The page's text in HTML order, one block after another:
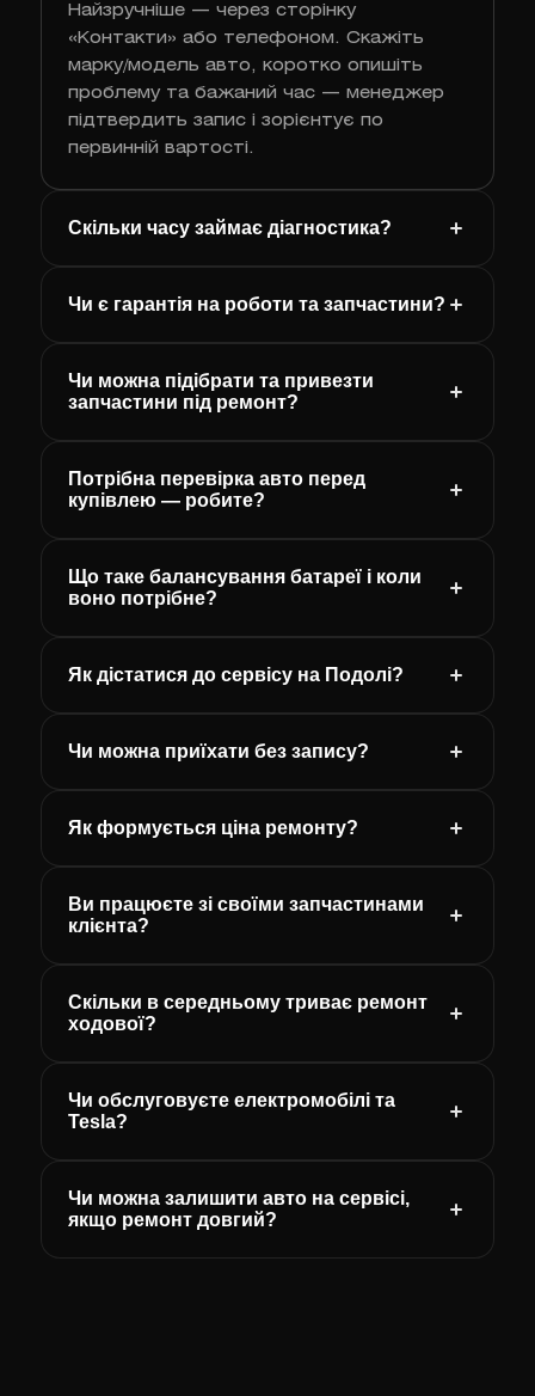
Найзручніше — через сторінку
«Контакти» або телефоном. Скажіть
марку/модель авто, коротко опишіть
проблему та бажаний час — менеджер
підтвердить запис і зорієнтує по
первинній вартості.
Скільки часу займає діагностика?
Чи є гарантія на роботи та запчастини?
Чи можна підібрати та привезти
запчастини під ремонт?
Потрібна перевірка авто перед
купівлею — робите?
Що таке балансування батареї і коли
воно потрібне?
Як дістатися до сервісу на Подолі?
Чи можна приїхати без запису?
Як формується ціна ремонту?
Ви працюєте зі своїми запчастинами
клієнта?
Скільки в середньому триває ремонт
ходової?
Чи обслуговуєте електромобілі та
Tesla?
Чи можна залишити авто на сервісі,
якщо ремонт довгий?